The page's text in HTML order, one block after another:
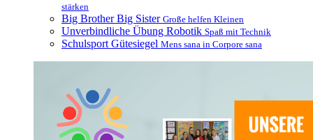
stärken
Big Brother Big Sister Große helfen Kleinen
Unverbindliche Übung Robotik Spaß mit Technik
Schulsport Gütesiegel Mens sana in Corpore sana